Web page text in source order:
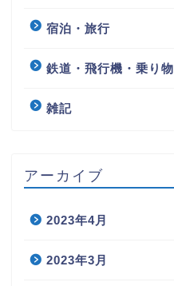
宿泊・旅行
鉄道・飛行機・乗り物
雑記
アーカイブ
2023年4月
2023年3月